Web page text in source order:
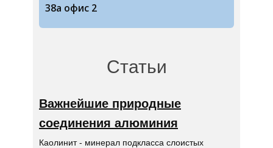
38а офис 2
Статьи
Важнейшие природные
соединения алюминия
Каолинит - минерал подкласса слоистых